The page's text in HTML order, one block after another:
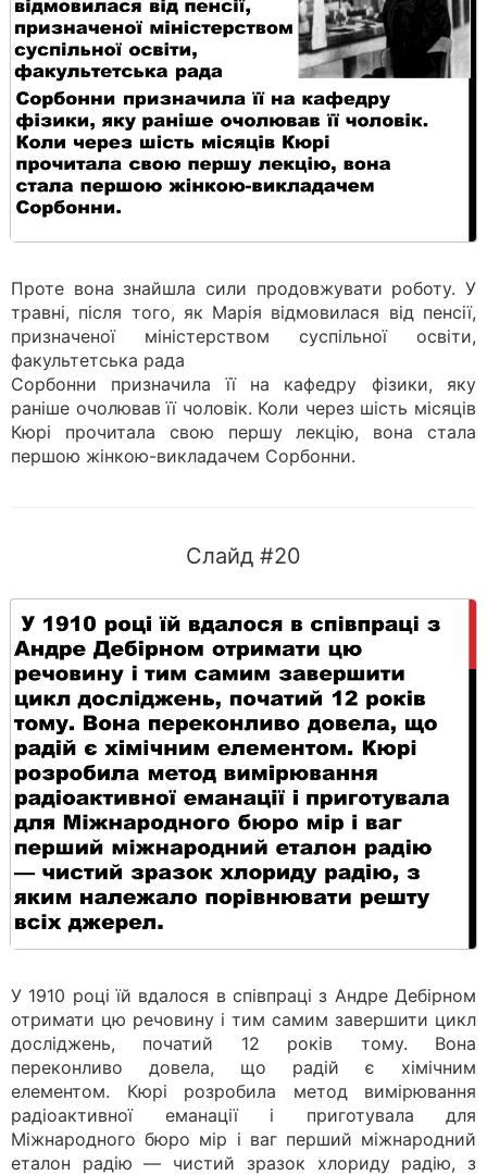
Проте вона знайшла сили продовжувати роботу. У
травні, після того, як Марія відмовилася від пенсії,
призначеної міністерством суспільної освіти,
факультетська рада
Сорбонни призначила її на кафедру фізики, яку
раніше очолював її чоловік. Коли через шість місяців
Кюрі прочитала свою першу лекцію, вона стала
першою жінкою-викладачем Сорбонни.
Слайд #20
У 1910 році їй вдалося в співпраці з Андре Дебірном
отримати цю речовину і тим самим завершити цикл
досліджень, початий 12 років тому. Вона
переконливо довела, що радій є хімічним
елементом. Кюрі розробила метод вимірювання
радіоактивної еманації і приготувала для
Міжнародного бюро мір і ваг перший міжнародний
еталон радію — чистий зразок хлориду радію, з